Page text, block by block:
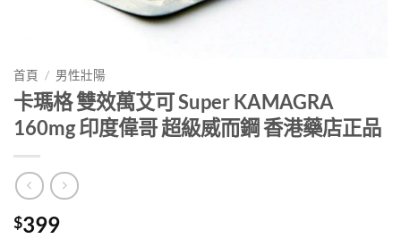
首頁 / 男性壯陽
卡瑪格 雙效萬艾可 Super KAMAGRA
160mg 印度偉哥 超級威而鋼 香港藥店正品
$399